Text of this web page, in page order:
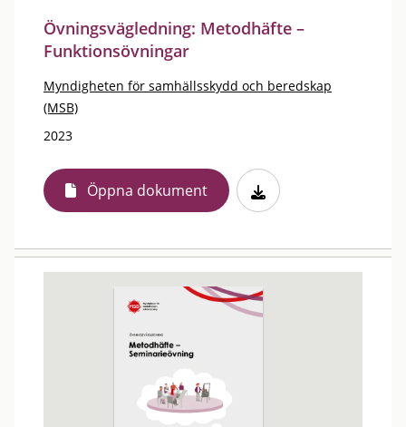
Övningsvägledning: Metodhäfte –
Funktionsövningar
Myndigheten för samhällsskydd och beredskap
(MSB)
2023
Öppna dokument